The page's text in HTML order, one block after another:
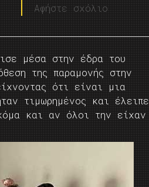
Αφήστε σχόλιο
μέσα στην έδρα του
της παραμονής στην
ότι είναι μια
τιμωρημένος και έλειπε
και αν όλοι την είχαν